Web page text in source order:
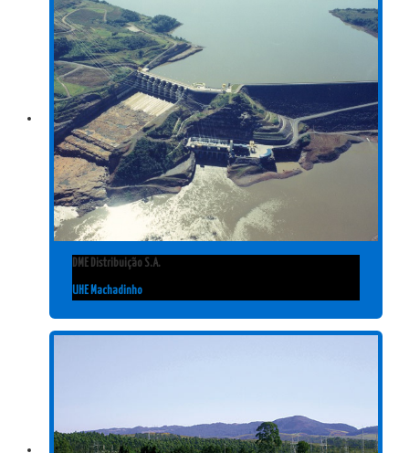
DME Distribuição S.A.
UHE Machadinho